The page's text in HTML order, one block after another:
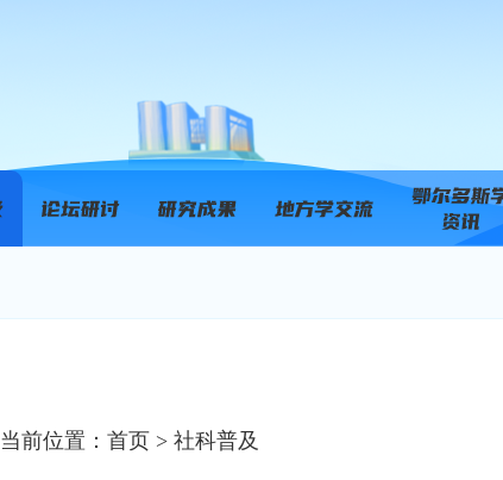
当前位置：首页 > 社科普及